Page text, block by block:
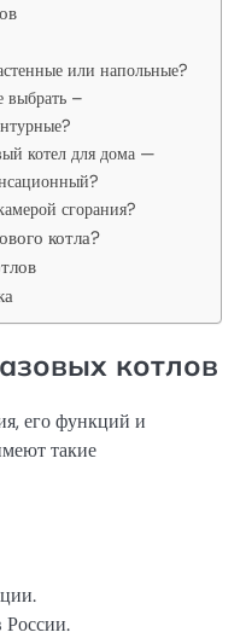
или напольные?
выбрать –
котел для дома —
сгорания?
котла?
котлов
его функций и
такие
России.